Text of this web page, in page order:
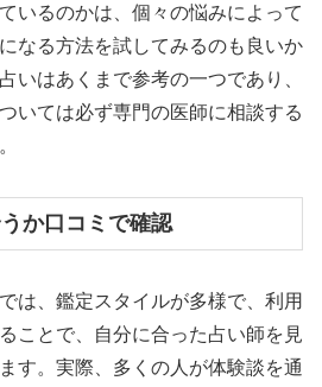
いるのかは、個々の悩みによって
なる方法を試してみるのも良いか
いはあくまで参考の一つであり、
いては必ず専門の医師に相談する
か口コミで確認
は、鑑定スタイルが多様で、利用
ことで、自分に合った占い師を見
す。実際、多くの人が体験談を通